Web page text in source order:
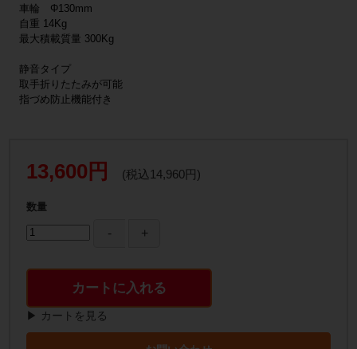
車輪 Φ130mm
自重 14Kg
最大積載質量 300Kg
静音タイプ
取手折りたたみが可能
指づめ防止機能付き
13,600円 (税込14,960円)
数量
カートに入れる
▶ カートを見る